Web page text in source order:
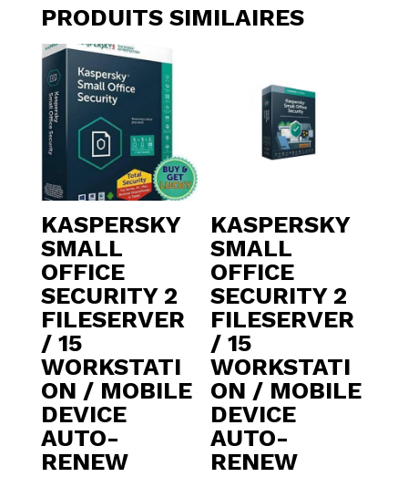
PRODUITS SIMILAIRES
KASPERSKY
SMALL
OFFICE
SECURITY 2
FILESERVER
/ 15
WORKSTATI
ON / MOBILE
DEVICE
AUTO-
RENEW
KASPERSKY
SMALL
OFFICE
SECURITY 2
FILESERVER
/ 15
WORKSTATI
ON / MOBILE
DEVICE
AUTO-
RENEW